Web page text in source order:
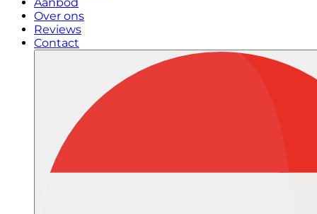
Over ons
Reviews
Contact